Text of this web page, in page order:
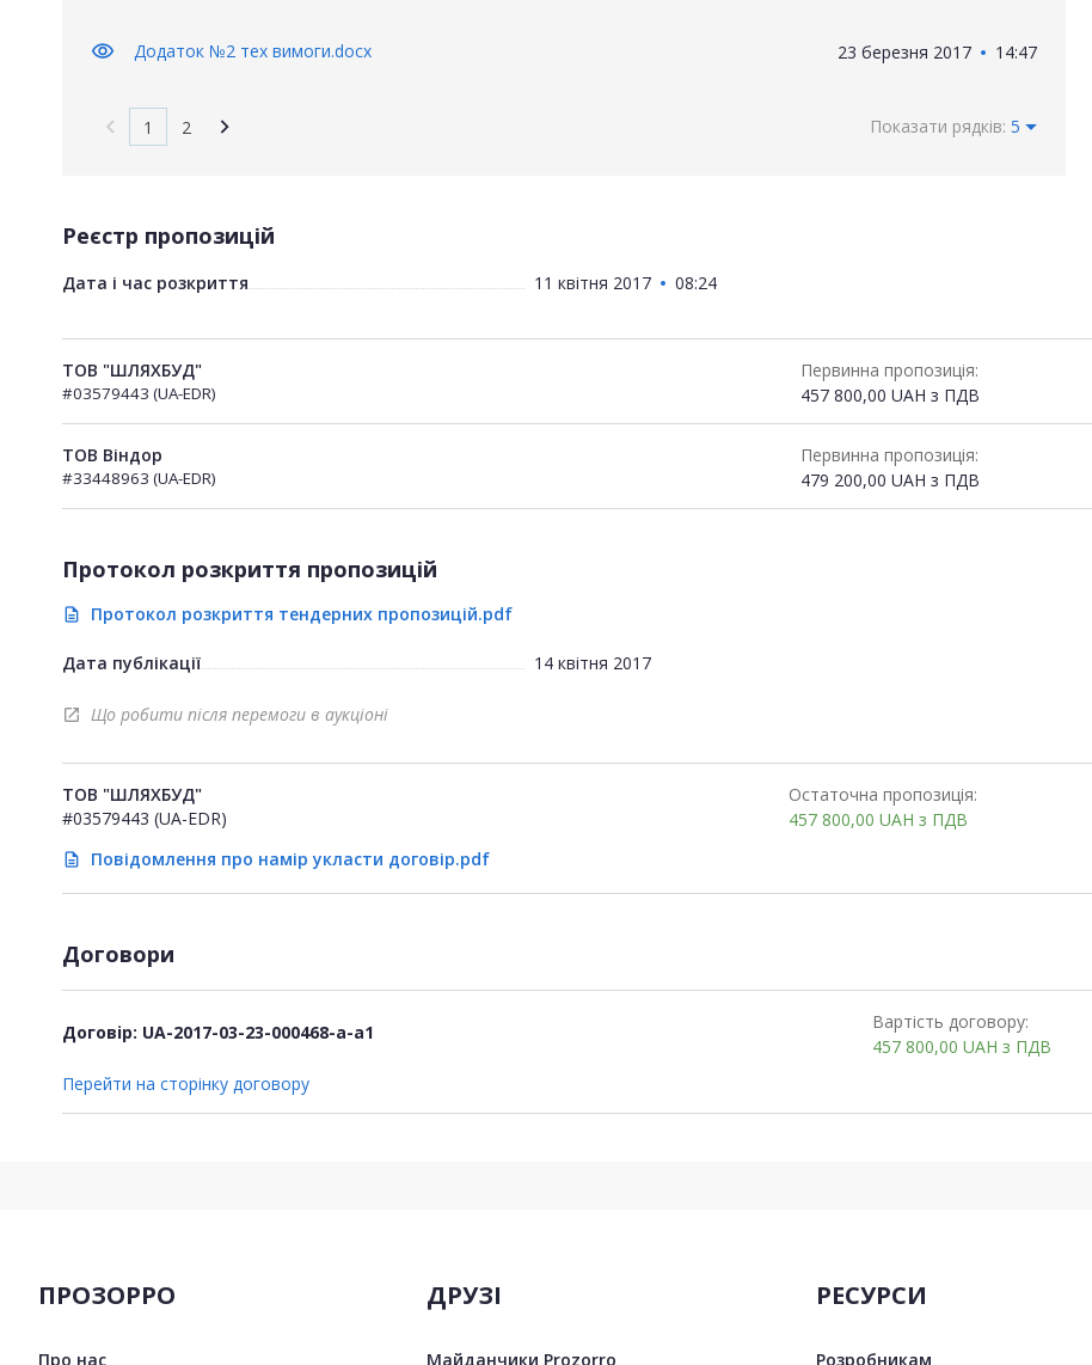
visibility Додаток №2 тех вимоги.docx 23 березня 2017 14:47
1 2 Показати рядків: 5
Реєстр пропозицій
Дата і час розкриття 11 квітня 2017 08:24
ТОВ "ШЛЯХБУД"
#03579443 (UA-EDR)
Первинна пропозиція:
457 800,00 UAH з ПДВ
ТОВ Віндор
#33448963 (UA-EDR)
Первинна пропозиція:
479 200,00 UAH з ПДВ
Протокол розкриття пропозицій
description Протокол розкриття тендерних пропозицій.pdf
Дата публікації 14 квітня 2017
open_in_new Що робити після перемоги в аукціоні
ТОВ "ШЛЯХБУД"
#03579443 (UA-EDR)
description Повідомлення про намір укласти договір.pdf
Остаточна пропозиція:
457 800,00 UAH з ПДВ
Договори
Договір: UA-2017-03-23-000468-a-a1
Вартість договору:
457 800,00 UAH з ПДВ
Перейти на сторінку договору
ПРОЗОРРО
Про нас
ДРУЗІ
Майданчики Prozorro
РЕСУРСИ
Розробникам